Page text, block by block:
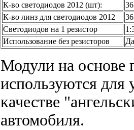
К-во светодиодов 2012 (шт):
36
К-во линз для светодиодов 2012
36
Светодиодов на 1 резистор
Использование без резисторов
Да
Модули на основе
используются для
качестве
автомобиля.